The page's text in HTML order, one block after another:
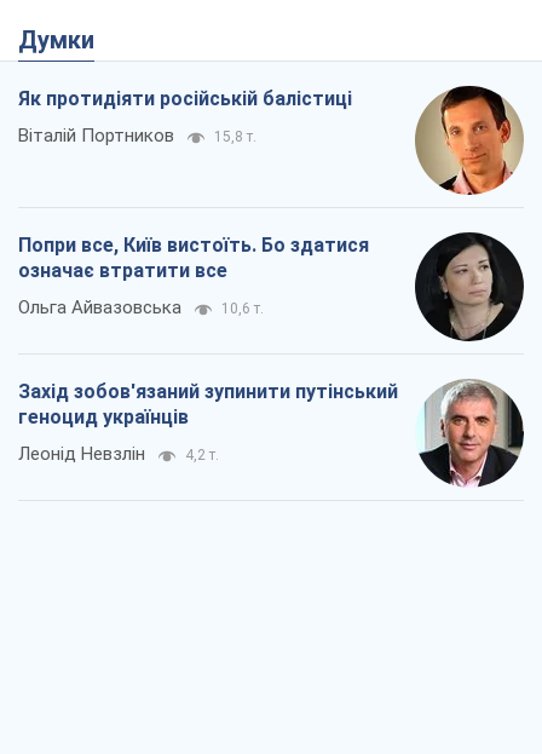
Думки
Як протидіяти російській балістиці
Віталій Портников 15,8 т.
Попри все, Київ вистоїть. Бо здатися
означає втратити все
Ольга Айвазовська 10,6 т.
Захід зобов'язаний зупинити путінський
геноцид українців
Леонід Невзлін 4,2 т.